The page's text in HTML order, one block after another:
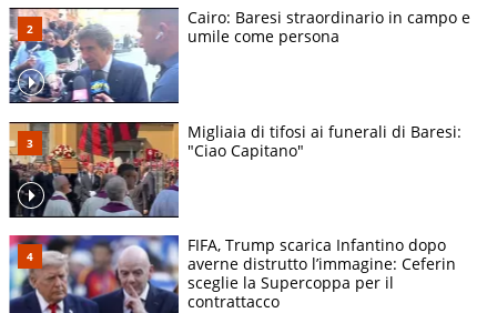
Cairo: Baresi straordinario in campo e
umile come persona
Migliaia di tifosi ai funerali di Baresi:
"Ciao Capitano"
FIFA, Trump scarica Infantino dopo
averne distrutto l’immagine: Ceferin
sceglie la Supercoppa per il
contrattacco